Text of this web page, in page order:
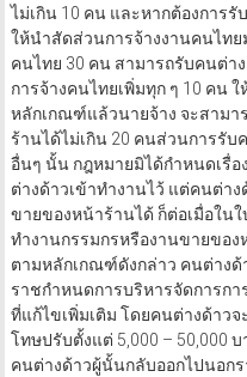
ไม่เกิน 10 คน และหากต้องการ
ให้นำสัดส่วนการจ้างงานคนไท
คนไทย 30 คน สามารถรับคนต่า
การจ้างคนไทยเพิ่มทุก ๆ 10 คน
หลักเกณฑ์แล้วนายจ้าง จะสามา
ร้านได้ไม่เกิน 20 คนส่วนการรับ
อื่นๆ นั้น กฎหมายมิได้กำหนดเรื่
ต่างด้าวเข้าทำงานไว้ แต่คนต่า
ขายของหน้าร้านได้ ก็ต่อเมื่อใน
ทำงานกรรมกรหรืองานขายขอ
ตามหลักเกณฑ์ดังกล่าว คนต่าง
ราชกำหนดการบริหารจัดการก
ที่แก้ไขเพิ่มเติม โดยคนต่างด้าว
โทษปรับตั้งแต่ 5,000 – 50,000
คนต่างด้าวผู้นั้นกลับออกไปนอก